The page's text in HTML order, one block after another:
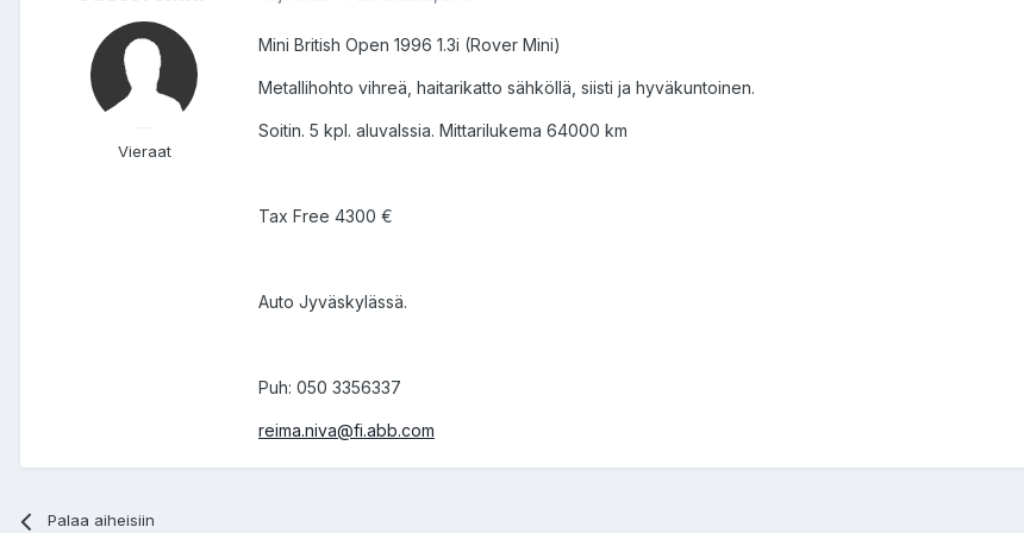
Vieraat
Mini British Open 1996 1.3i (Rover Mini)
Metallihohto vihreä, haitarikatto sähköllä, siisti ja hyväkuntoinen.
Soitin. 5 kpl. aluvalssia. Mittarilukema 64000 km
Tax Free 4300 €
Auto Jyväskylässä.
Puh: 050 3356337
reima.niva@fi.abb.com
Palaa aiheisiin